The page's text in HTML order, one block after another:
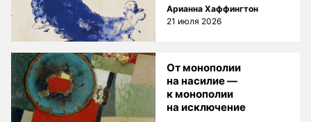
Арианна Хаффингтон
21 июля 2026
От монополии
на насилие —
к монополии
на исключение